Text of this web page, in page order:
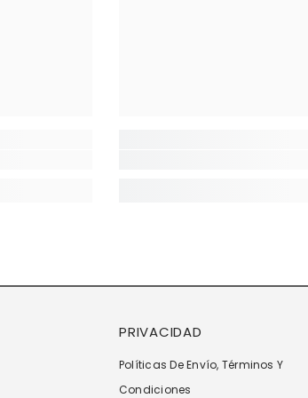
PRIVACIDAD
Políticas De Envío, Términos Y
Condiciones